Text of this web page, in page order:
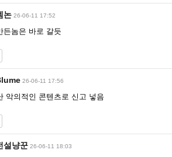
논 26-06-11 17:52
든놈은 바로 갈듯
26-06-11 17:56
악의적인 콘텐츠로 신고 넣음
설냥꾼 26-06-11 18:03